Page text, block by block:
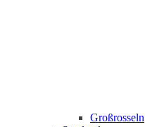
Großrosseln